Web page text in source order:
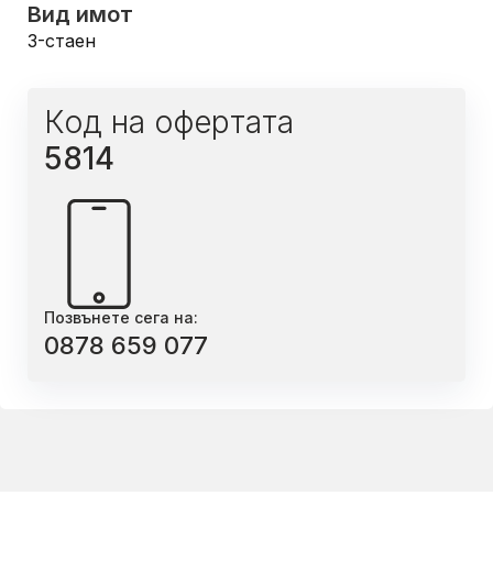
Вид имот
3-стаен
Код на офертата
5814
Позвънете сега на:
0878 659 077